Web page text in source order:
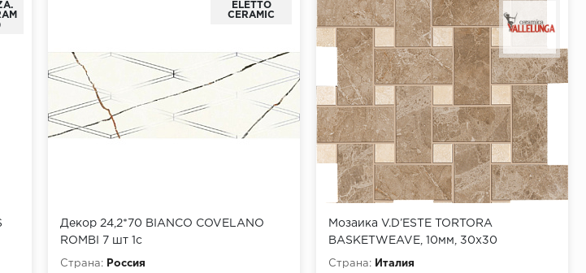
от 3 до 10 месяцев
ELETTO
CERAMIC
Декор 24,2*70 BIANCO COVELANO
ROMBI 7 шт 1с
Страна:
Россия
Мозаика V.D’ESTE TORTORA
BASKETWEAVE, 10мм, 30x30
(G124680)
Страна:
Италия